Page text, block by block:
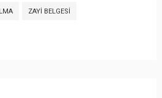
ZAYI BELGESI